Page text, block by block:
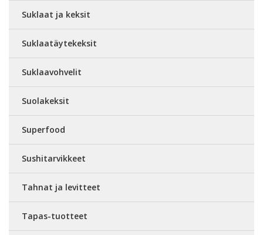
Suklaat ja keksit
Suklaatäytekeksit
Suklaavohvelit
Suolakeksit
Superfood
Sushitarvikkeet
Tahnat ja levitteet
Tapas-tuotteet